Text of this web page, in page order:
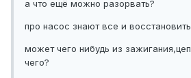
а что ещё можно разорвать?
про насос знают все и
может чего нибудь из
чего?